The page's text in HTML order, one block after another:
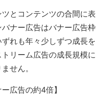
とコンテンツの合間に表
ナー広告はバナー広告枠
れも年々少しずつ成長を
リーム広告の成長規模に
せん。
広告の約4倍】